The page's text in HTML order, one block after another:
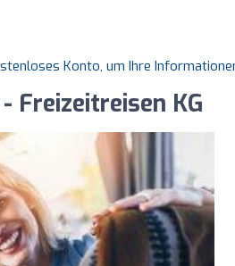
Konto, um Ihre
Freizeitreisen KG